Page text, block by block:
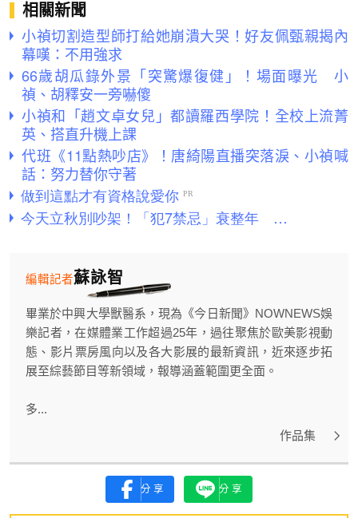
相關新聞
小禎切割造型師打給她崩潰大哭！好友佩甄親揭內
幕嘆：不用強求
66歲胡瓜錄外景「突驚爆復健」！場面曝光 小
禎、胡釋安一旁嚇傻
小禎和「趙文卓女兒」都讀羅西學院！全校上流菁
英、搭直升機上課
代班《11點熱吵店》！唐綺陽直播突落淚、小禎喊
話：努力替你守著
蘇詠智
編輯記者
畢業於中興大學獸醫系，現為《今日新聞》NOWNEWS娛
樂記者，在媒體業工作超過25年，過往聚焦於歐美影視動
態、影片票房風向以及各大影展的最新資訊，近來逐步拓
展至綜藝節目等新領域，報導涵蓋範圍更全面。
多...
作品集
分享 分享